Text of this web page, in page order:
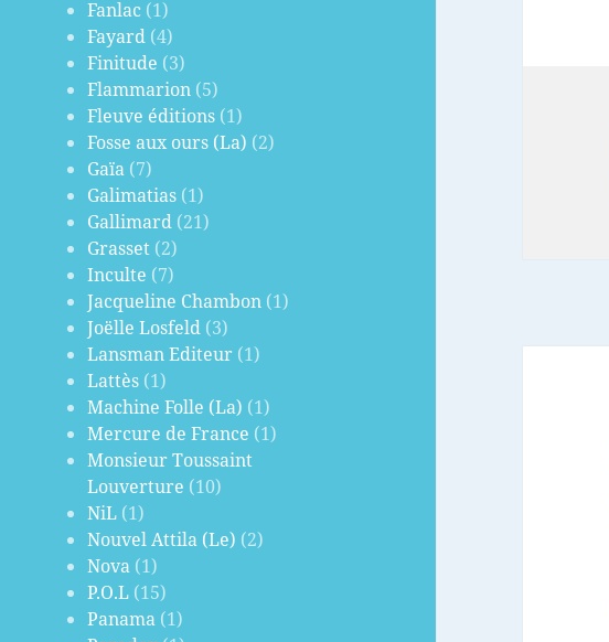
Fanlac (1)
Fayard (4)
Finitude (3)
Flammarion (5)
Fleuve éditions (1)
Fosse aux ours (La) (2)
Gaïa (7)
Galimatias (1)
Gallimard (21)
Grasset (2)
Inculte (7)
Jacqueline Chambon (1)
Joëlle Losfeld (3)
Lansman Editeur (1)
Lattès (1)
Machine Folle (La) (1)
Mercure de France (1)
Monsieur Toussaint
Louverture (10)
NiL (1)
Nouvel Attila (Le) (2)
Nova (1)
P.O.L (15)
Panama (1)